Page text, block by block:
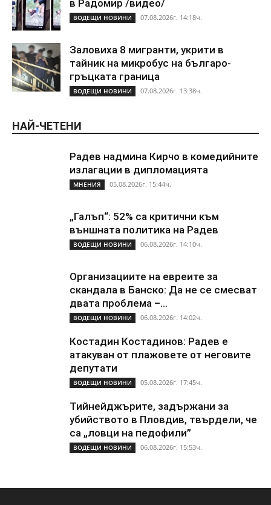
в Радомир /видео/
ВОДЕЩИ НОВИНИ 07.08.2026г. 14:18ч.
Заловиха 8 мигранти, укрити в
тайник на микробус на българо-
гръцката граница
ВОДЕЩИ НОВИНИ 07.08.2026г. 13:38ч.
НАЙ-ЧЕТЕНИ
Радев надмина Кирчо в комедийните
излагации в дипломацията
МНЕНИЯ 05.08.2026г. 15:44ч.
„Галъп“: 52% са критични към
външната политика на Радев
ВОДЕЩИ НОВИНИ 06.08.2026г. 14:10ч.
Организациите на евреите за
скандала в Банско: Да не се смесват
двата проблема –...
ВОДЕЩИ НОВИНИ 06.08.2026г. 14:02ч.
Костадин Костадинов: Радев е
атакуван от плажoвете от неговите
депутати
ВОДЕЩИ НОВИНИ 05.08.2026г. 17:45ч.
Тийнейджърите, задържани за
убийството в Пловдив, твърдели, че
са „ловци на педофили”
ВОДЕЩИ НОВИНИ 06.08.2026г. 15:53ч.